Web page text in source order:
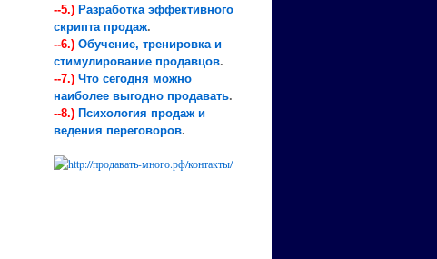
--5.) Разработка эффективного
скрипта продаж.
--6.) Обучение, тренировка и
стимулирование продавцов.
--7.) Что сегодня можно
наиболее выгодно продавать.
--8.) Психология продаж и
ведения переговоров.